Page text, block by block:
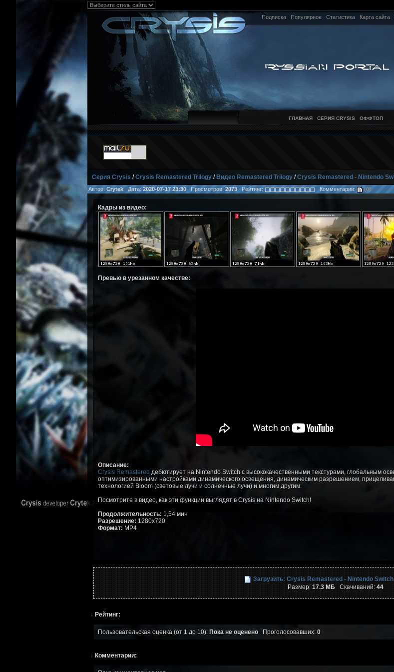
Подписка Популярное Статистика Карта сайта
ГЛАВНАЯ СЕРИЯ CRYSIS ОФФТОП
Серия Crysis /Crysis Remastered Trilogy/ Видео Remastered Trilogy/Crysis Remastered - Nintendo
Автор: CrytekДата:2020-07-17 23:30Просмотров:2073Рейтинг: Комментарии: (0)
Кадры из видео:
Превью в урезанном качестве:
Описание:
Crysis Remastered дебютирует на Nintendo Switch с высококачественными текстурами, глобальным
оптимизированными настройками динамического освещения, динамическим разрешением,
технологией Bloom (световые лучи и солнечные лучи) и многим другим.
Посмотрите в видео, как эти функции выглядят в Crysis на Nintendo Switch!
Продолжительность: 1,54 мин
Разрешение: 1280x720
Формат: MP4
Загрузить: Crysis Remastered - Nintendo Switch
Размер:17.3 МБСкачиваний:44
↓ Рейтинг:
Пользовательская оценка (от 1 до 10): Пока не оцененоПроголосовавших: 0
↓ Комментарии: